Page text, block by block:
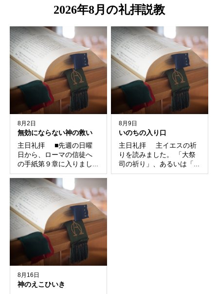
2026年8月の礼拝説教
8月2日
無効にならない神の救い
主日礼拝 ■先週の日曜
日から、ローマの信徒へ
の手紙第９章に入りまし...
8月9日
いのちの入り口
主日礼拝 主イエスの祈
りを読みました。 「大祭
司の祈り」、あるいは「...
8月16日
神のえこひいき